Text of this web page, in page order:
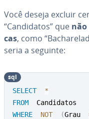
Você deseja excluir
“Can­di­da­tos” que
cas, como
seria a seguinte:
SELECT
*
FROM
WHERE
NOT (Grau
sql